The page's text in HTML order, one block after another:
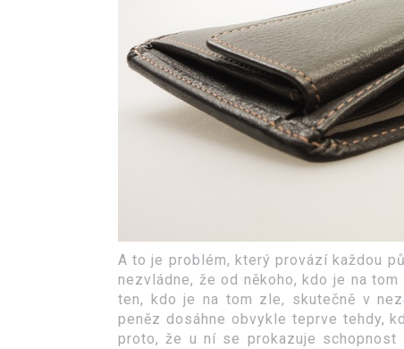
A to je problém, který provází každou
nezvládne, že od někoho, kdo je na
ten, kdo je na tom zle, skutečně v
peněz dosáhne obvykle teprve tehdy,
proto, že u ní se prokazuje